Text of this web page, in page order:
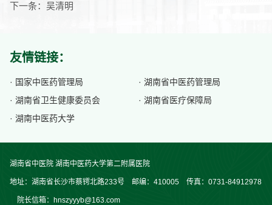
下一条： 吴清明
友情链接：
· 国家中医药管理局
· 湖南省中医药管理局
· 湖南省卫生健康委员会
· 湖南省医疗保障局
· 湖南中医药大学
湖南省中医院 湖南中医药大学第二附属医院
地址：湖南省长沙市蔡锷北路233号 邮编：410005 传真：0731-84912978
院长信箱：hnszyyyb@163.com